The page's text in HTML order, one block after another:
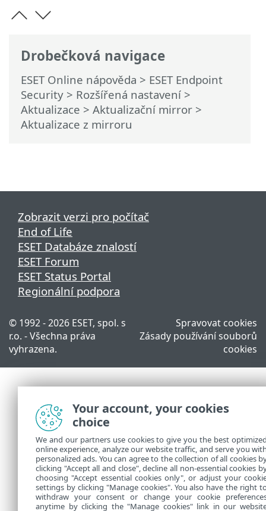
Drobečková navigace
ESET Online nápověda > ESET Endpoint
Security > Rozšířená nastavení >
Aktualizace > Aktualizační mirror >
Aktualizace z mirroru
Zobrazit verzi pro počítač
End of Life
ESET Databáze znalostí
ESET Forum
ESET Status Portal
Regionální podpora
© 1992 - 2026 ESET, spol. s
r.o. - Všechna práva
vyhrazena.
Spravovat cookies
Zásady používání souborů
cookies
Your account, your cookies
choice
We and our partners use cookies to give you the best
online experience, analyze our website traffic, and serve you
personalized ads. You can agree to the collection of all cookies
clicking "Accept all and close", decline all non-essential cookies
choosing "Accept essential cookies only", or adjust your
settings by clicking "Manage cookies". You also have the right
withdraw your consent or change your cookie
anytime by clicking the "Manage cookies" link in our